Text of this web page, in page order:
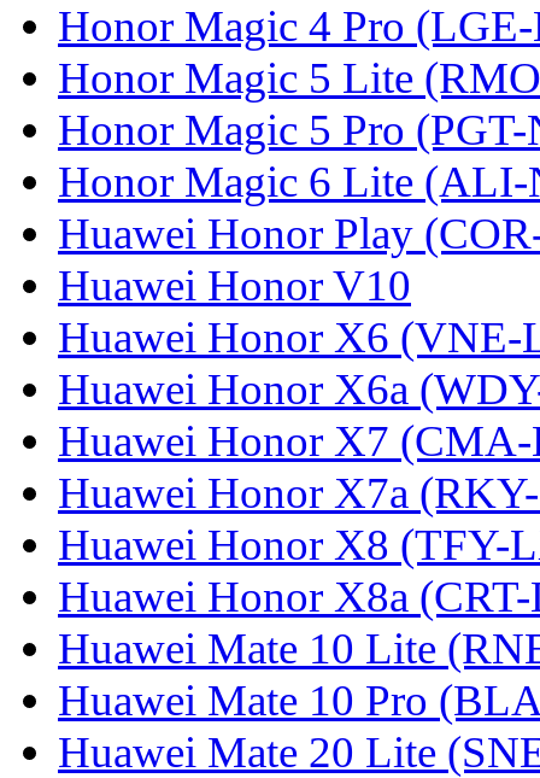
Honor Magic 4 Pro
Honor Magic 5 Lite
Honor Magic 5 Pro
Honor Magic 6 Lite
Huawei Honor Play
Huawei Honor V10
Huawei Honor X6 (VNE-
Huawei Honor X6a
Huawei Honor X7
Huawei Honor X7a
Huawei Honor X8 (TFY-
Huawei Honor X8a
Huawei Mate 10 Lite
Huawei Mate 10 Pro
Huawei Mate 20 Lite